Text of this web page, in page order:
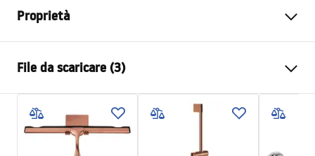
Proprietà
Materiale
Tipo di rubinetto
Monocomando
Metodo di installazione
Da superficie
Regolazione dell’altezza
File da scaricare (3)
Informazioni sulla sicurezza
Safety_Information_Shower_set.pdf